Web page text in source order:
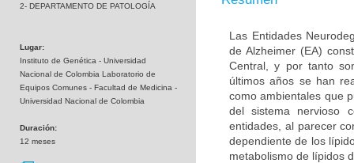
2- DEPARTAMENTO DE PATOLOGÍA
Lugar:
Instituto de Genética - Universidad
Nacional de Colombia Laboratorio de
Equipos Comunes - Facultad de Medicina -
Universidad Nacional de Colombia
Duración:
12 meses
Las Entidades
de Alzheimer (EA)
Central, y por tanto
últimos años se han
como ambientales que
del sistema nervioso
entidades, al parecer
dependiente de los
metabolismo de lípidos